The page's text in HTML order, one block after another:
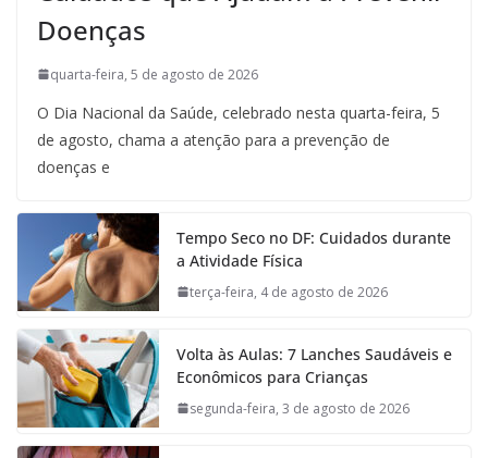
Doenças
quarta-feira, 5 de agosto de 2026
O Dia Nacional da Saúde, celebrado nesta quarta-feira, 5
de agosto, chama a atenção para a prevenção de
doenças e
Tempo Seco no DF: Cuidados durante
a Atividade Física
terça-feira, 4 de agosto de 2026
Volta às Aulas: 7 Lanches Saudáveis e
Econômicos para Crianças
segunda-feira, 3 de agosto de 2026